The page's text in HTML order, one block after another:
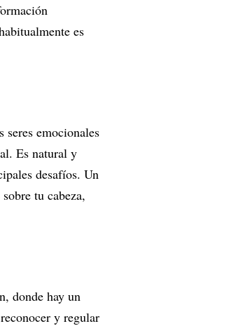
es
seres emocionales
Es natural y
desafíos. Un
tu cabeza,
donde hay un
y regular